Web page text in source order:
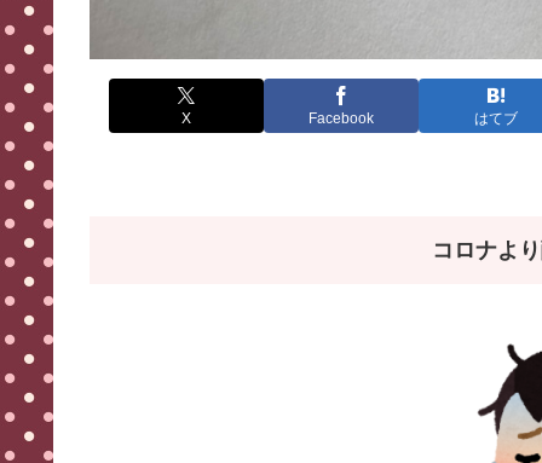
X Facebook はてブ
コロナよ